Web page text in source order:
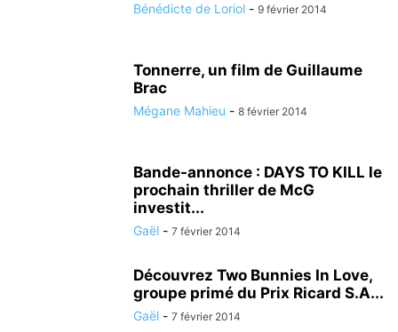
Bénédicte de Loriol - 9 février 2014
Tonnerre, un film de Guillaume
Brac
Mégane Mahieu - 8 février 2014
Bande-annonce : DAYS TO KILL le
prochain thriller de McG
investit...
Gaël - 7 février 2014
Découvrez Two Bunnies In Love,
groupe primé du Prix Ricard S.A...
Gaël - 7 février 2014